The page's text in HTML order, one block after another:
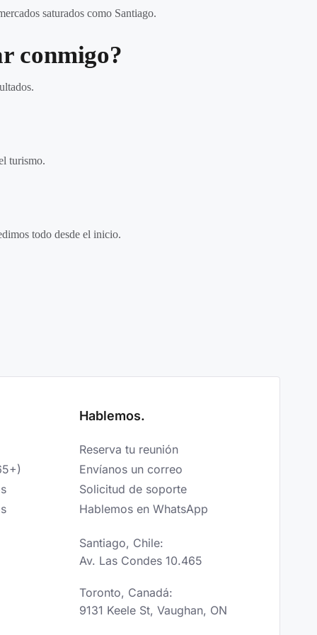
saturados como Santiago.
conmigo?
turismo.
todo desde el inicio.
Hablemos.
Reserva tu reunión
Envíanos un correo
Solicitud de soporte
Hablemos en WhatsApp
Santiago, Chile:
Av. Las Condes 10.465
Toronto, Canadá:
9131 Keele St, Vaughan, ON